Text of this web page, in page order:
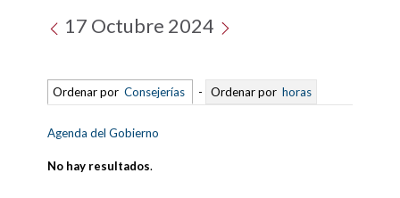
17 Octubre 2024
Ordenar por Consejerías - Ordenar por horas
Agenda del Gobierno
No hay resultados.